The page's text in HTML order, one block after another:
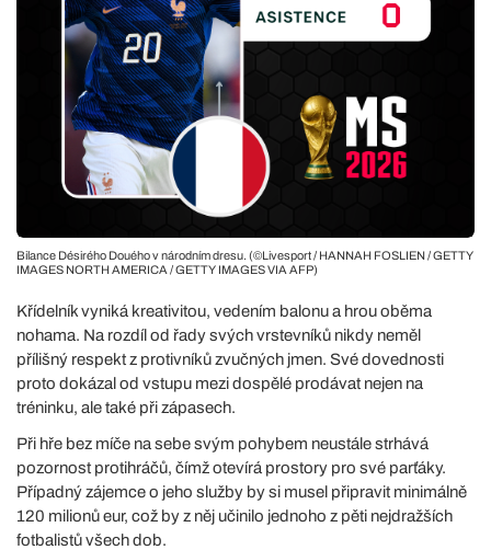
Bilance Désirého Douého v národním dresu. (©Livesport / HANNAH FOSLIEN / GETTY
IMAGES NORTH AMERICA / GETTY IMAGES VIA AFP)
Křídelník vyniká kreativitou, vedením balonu a hrou oběma
nohama. Na rozdíl od řady svých vrstevníků nikdy neměl
přílišný respekt z protivníků zvučných jmen. Své dovednosti
proto dokázal od vstupu mezi dospělé prodávat nejen na
tréninku, ale také při zápasech.
Při hře bez míče na sebe svým pohybem neustále strhává
pozornost protihráčů, čímž otevírá prostory pro své parťáky.
Případný zájemce o jeho služby by si musel připravit minimálně
120 milionů eur, což by z něj učinilo jednoho z pěti nejdražších
fotbalistů všech dob.